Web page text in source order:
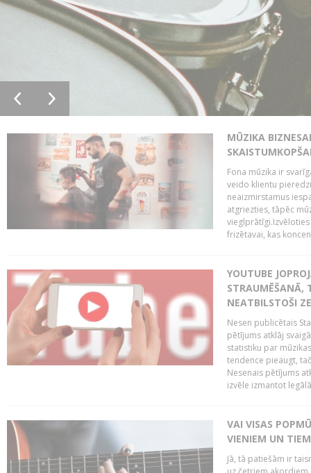
MŪZIKA
Fona mūzika ir
veido klientu
neaizmirstamus
atgriezties, tāpēc
frizētavai, kas
YOUTUBE
STRAUMĒŠANĀ,
NEATBILSTOŠI
Nesen publicētais
pētījums atklāj
statistiku par
tendence pieaugt,
Nesenais pētījums
izvēle izmantot
VAI VISAS
VIENIEM UN
Jā, tā patiešām ir